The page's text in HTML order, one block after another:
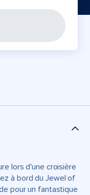
lors d'une croisière
à bord du Jewel of
pour un fantastique